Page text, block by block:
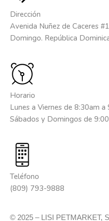
Dirección
Avenida Nuñez de Caceres
Domingo. República
Horario
Lunes a Viernes de 8:30am a
Sábados y Domingos de
Teléfono
(809) 793-9888
© 2025 – LISI PETMARKET,